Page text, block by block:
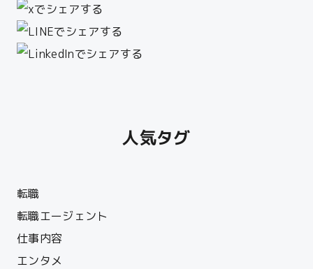
人気タグ
転職
転職エージェント
仕事内容
エンタメ